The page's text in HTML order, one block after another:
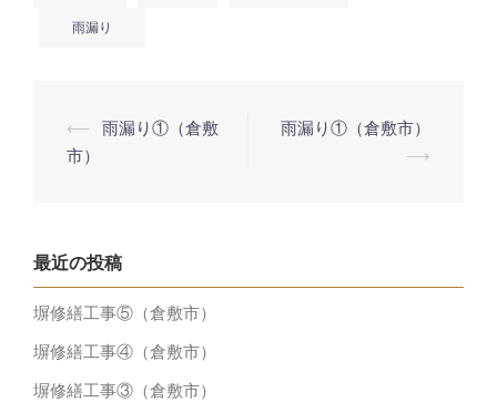
雨漏り
投
稿
ゲ
ー
シ
ョ
ン
⟵ 雨漏り①（倉敷
市）
雨漏り①（倉敷市）
⟶
最近の投稿
塀修繕工事⑤（倉敷市）
塀修繕工事④（倉敷市）
塀修繕工事③（倉敷市）